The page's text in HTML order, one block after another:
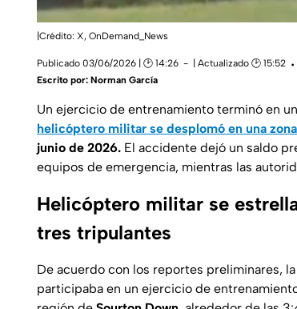
|Crédito: X, OnDemand_News
Publicado 03/06/2026 | 🕑 14:26 | Actualizado 🕑 15:52
Escrito por: Norman García
Un ejercicio de entrenamiento terminó en
helicóptero militar se desplomó en una
junio de 2026. El accidente dejó un saldo
equipos de emergencia, mientras las
Helicóptero militar se
tres tripulantes
De acuerdo con los reportes preliminares,
participaba en un ejercicio de